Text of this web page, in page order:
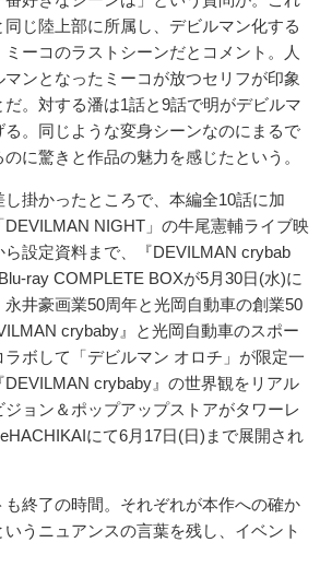
じ陸上部に所属し、デビルマン化する
ーコのラストシーンだとコメント。人
ンとなったミーコが放つセリフが印象
。対する潘は1話と9話で明がデビルマ
る。同じような変身シーンなのにまるで
に驚きと作品の魅力を感じたという。
掛かったところで、本編全10話に加
DEVILMAN NIGHT」の牛尾憲輔ライブ映
設定資料まで、『DEVILMAN crybab
ray COMPLETE BOXが5月30日(水)に
井豪画業50周年と光岡自動車の創業50
crybaby』と光岡自動車のスポー
ボして「デビルマン オロチ」が限定一
crybaby』の世界観をリアル
ョン＆ポップアップストアがタワーレ
にて6月17日(日)まで展開され
終了の時間。それぞれが本作への確か
うニュアンスの言葉を残し、イベント